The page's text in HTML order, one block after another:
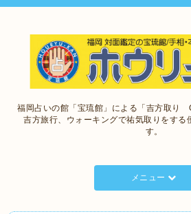
福岡占いの館「宝琉館」による「吉方取り
吉方旅行、ウォーキングで祐気取りをす
す。
メニュー